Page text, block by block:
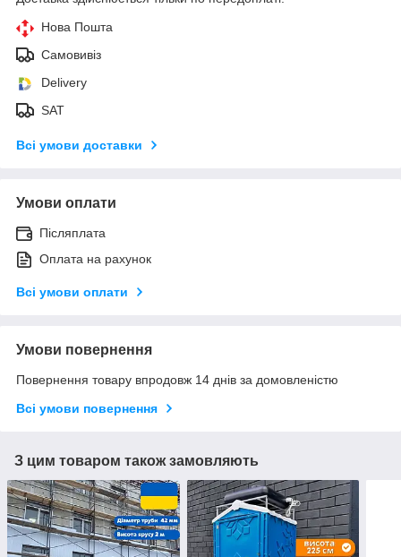
Нова Пошта
Самовивіз
Delivery
SAT
Всі умови доставки
Умови оплати
Післяплата
Оплата на рахунок
Всі умови оплати
Умови повернення
Повернення товару впродовж 14 днів за домовленістю
Всі умови повернення
З цим товаром також замовляють